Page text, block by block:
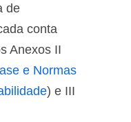
de
conta
Anexos II
e Normas
) e III